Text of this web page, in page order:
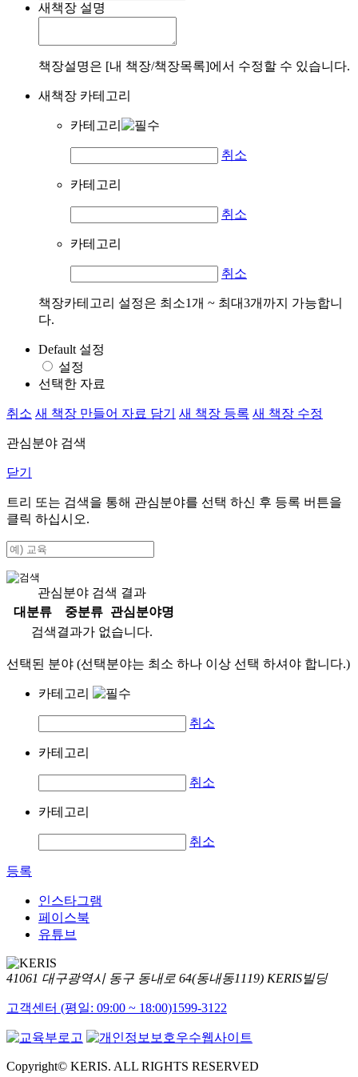
새책장 설명
책장설명은 [내 책장/책장목록]에서 수정할 수 있습니다.
새책장 카테고리
카테고리
취소
카테고리
취소
카테고리
취소
책장카테고리 설정은 최소1개 ~ 최대3개까지 가능합니
다.
Default 설정
설정
선택한 자료
취소 새 책장 만들어 자료 담기 새 책장 등록 새 책장 수정
관심분야 검색
닫기
트리 또는 검색을 통해 관심분야를 선택 하신 후 등록 버튼을
클릭 하십시오.
관심분야 검색 결과
대분류
중분류
관심분야명
검색결과가 없습니다.
선택된 분야 (선택분야는 최소 하나 이상 선택 하셔야 합니다.)
카테고리
취소
카테고리
취소
카테고리
취소
등록
인스타그램
페이스북
유튜브
41061 대구광역시 동구 동내로 64(동내동1119) KERIS빌딩
고객센터 (평일: 09:00 ~ 18:00)1599-3122
Copyright© KERIS. ALL RIGHTS RESERVED